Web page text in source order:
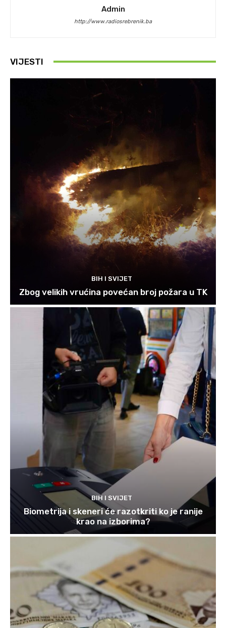
Admin
http://www.radiosrebrenik.ba
VIJESTI
BIH I SVIJET
Zbog velikih vrućina povećan broj požara u TK
BIH I SVIJET
Biometrija i skeneri će razotkriti ko je ranije
krao na izborima?